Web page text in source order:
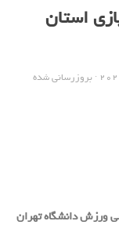
استان
· بروزرسانی شده
ورزش دانشگاه تهران